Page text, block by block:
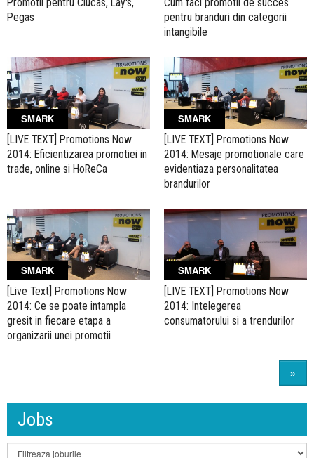
Pegas
pentru branduri din categorii
intangibile
SMARK
[LIVE TEXT] Promotions Now
2014: Eficientizarea promotiei in
trade, online si HoReCa
SMARK
[LIVE TEXT] Promotions Now
2014: Mesaje promotionale care
evidentiaza personalitatea
brandurilor
SMARK
[Live Text] Promotions Now
2014: Ce se poate intampla
gresit in fiecare etapa a
organizarii unei promotii
SMARK
[LIVE TEXT] Promotions Now
2014: Intelegerea
consumatorului si a trendurilor
»
Jobs